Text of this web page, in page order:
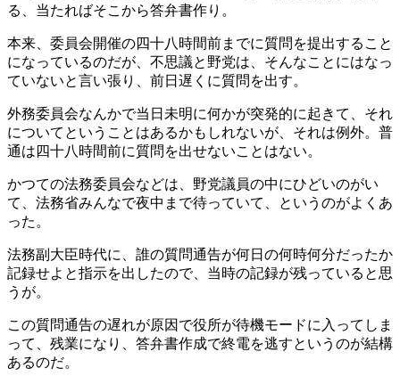
る、当たればそこから答弁書作り。
本来、委員会開催の四十八時間前までに質問を提出すること
になっているのだが、不思議と野党は、そんなことにはなっ
ていないと言い張り、前日遅くに質問を出す。
外務委員会なんかで当日未明に何かが突発的に起きて、それ
についてということはあるかもしれないが、それは例外。普
通は四十八時間前に質問を出せないことはない。
かつての法務委員会などは、野党議員の中にひどいのがい
て、法務省みんなで夜中まで待っていて、というのがよくあ
った。
法務副大臣時代に、誰の質問通告が何日の何時何分だったか
記録せよと指示を出したので、当時の記録が残っていると思
うが。
この質問通告の遅れが原因で役所が待機モードに入ってしま
って、残業になり、答弁書作成で終電を逃すというのが結構
あるのだ。